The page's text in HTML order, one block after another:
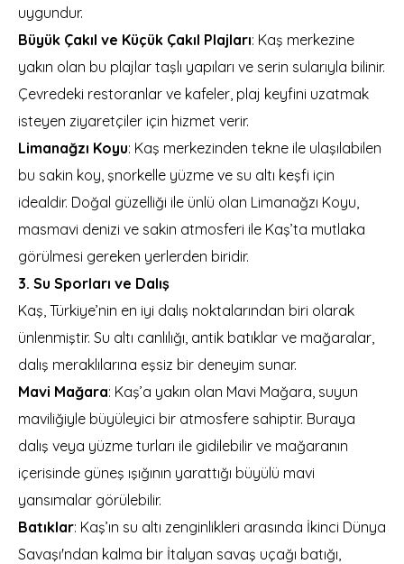
uygundur.
Büyük Çakıl ve Küçük Çakıl Plajları: Kaş merkezine
yakın olan bu plajlar taşlı yapıları ve serin sularıyla bilinir.
Çevredeki restoranlar ve kafeler, plaj keyfini uzatmak
isteyen ziyaretçiler için hizmet verir.
Limanağzı Koyu: Kaş merkezinden tekne ile ulaşılabilen
bu sakin koy, şnorkelle yüzme ve su altı keşfi için
idealdir. Doğal güzelliği ile ünlü olan Limanağzı Koyu,
masmavi denizi ve sakin atmosferi ile Kaş’ta mutlaka
görülmesi gereken yerlerden biridir.
3. Su Sporları ve Dalış
Kaş, Türkiye’nin en iyi dalış noktalarından biri olarak
ünlenmiştir. Su altı canlılığı, antik batıklar ve mağaralar,
dalış meraklılarına eşsiz bir deneyim sunar.
Mavi Mağara: Kaş’a yakın olan Mavi Mağara, suyun
maviliğiyle büyüleyici bir atmosfere sahiptir. Buraya
dalış veya yüzme turları ile gidilebilir ve mağaranın
içerisinde güneş ışığının yarattığı büyülü mavi
yansımalar görülebilir.
Batıklar: Kaş’ın su altı zenginlikleri arasında İkinci Dünya
Savaşı'ndan kalma bir İtalyan savaş uçağı batığı,